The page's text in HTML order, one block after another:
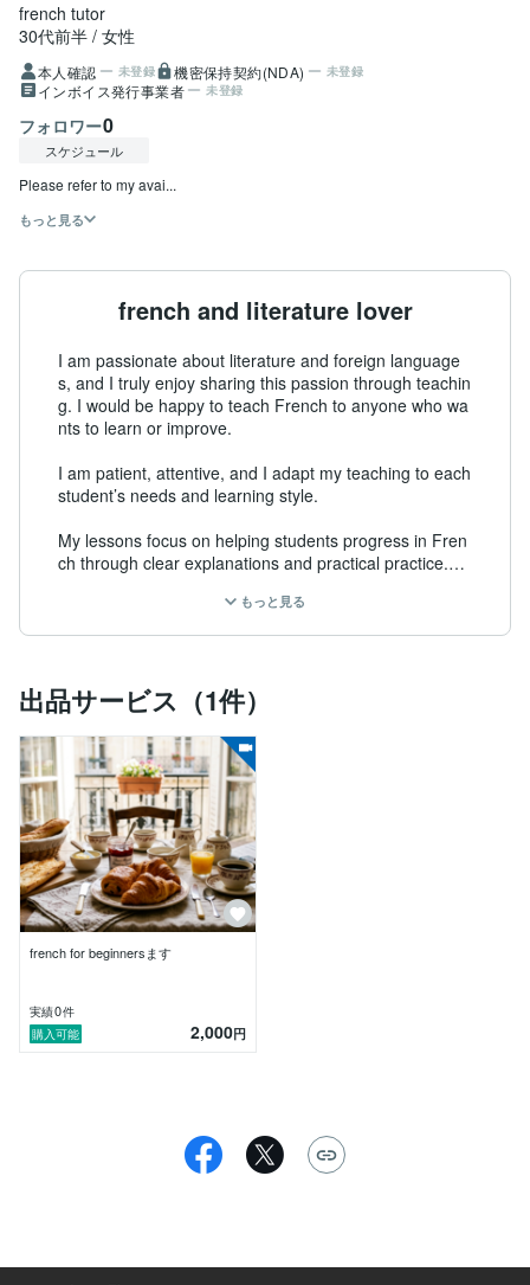
french tutor
30代前半 女性
本人確認 未登録 機密保持契約(NDA) 未登録
インボイス発行事業者 未登録
フォロワー0
スケジュール
Please refer to my avai...
もっと見る
french and literature lover
I am passionate about literature and foreign language
s, and I truly enjoy sharing this passion through teachin
g. I would be happy to teach French to anyone who wa
nts to learn or improve.
I am patient, attentive, and I adapt my teaching to each
student’s needs and learning style.
My lessons focus on helping students progress in Fren
ch through clear explanations and practical practice.
My goal is to create a supportive environment where st
udents can learn at their own pace and gain confidenc
もっと見る
出品サービス（1件）
french for beginnersます
実績0件
購入可能
2,000円